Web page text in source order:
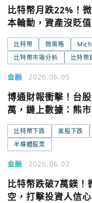
比特幣月跌22%！
本輪動，資產沒貶值
比特幣 微策略
比特幣市場分析
比特幣
金融 2026.06.05
博通財報衝擊！台
萬，鏈上數據：熊
比特幣下跌 美股下跌
半導體股票
金融 2026.06.02
比特幣跌破7萬鎂！
空，打擊投資人信心
您已閒置5分鐘，請點
今日熱門